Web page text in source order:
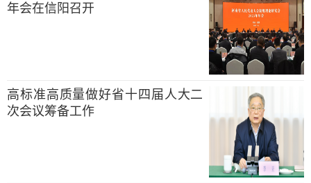
年会在信阳召开
高标准高质量做好省十四届人大二
次会议筹备工作